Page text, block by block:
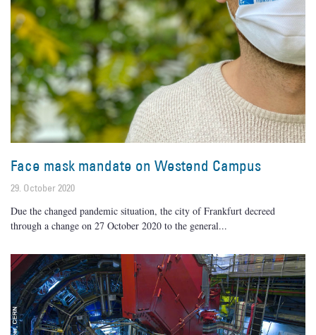
Face mask mandate on Westend Campus
29. October 2020
Due the changed pandemic situation, the city of Frankfurt decreed
through a change on 27 October 2020 to the general